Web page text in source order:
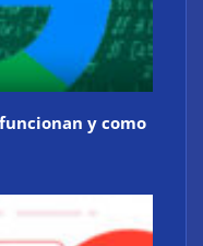
y como